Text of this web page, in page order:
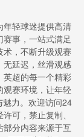
年轻球迷提供高清
事，一站式满足
术，不断升级观赛
无延迟，丝滑观感
英超的每一个精彩
赛环境，让年轻
力。欢迎访问24
可，禁止复制、
分内容来源于互